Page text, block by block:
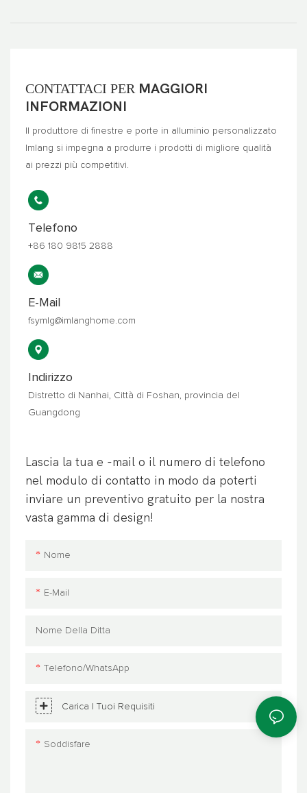
CONTATTACI PER MAGGIORI
INFORMAZIONI
Il produttore di finestre e porte in alluminio personalizzato
Imlang si impegna a produrre i prodotti di migliore qualità
ai prezzi più competitivi.
Telefono
+86 180 9815 2888
E-Mail
fsymlg@imlanghome.com
Indirizzo
Distretto di Nanhai, Città di Foshan, provincia del
Guangdong
Lascia la tua e -mail o il numero di telefono
nel modulo di contatto in modo da poterti
inviare un preventivo gratuito per la nostra
vasta gamma di design!
Nome
E-Mail
Nome Della Ditta
Telefono/WhatsApp
Carica I Tuoi Requisiti
Soddisfare